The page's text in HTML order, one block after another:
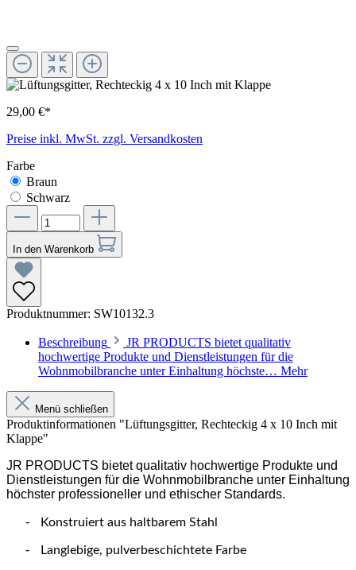
29,00 €*
Preise inkl. MwSt. zzgl. Versandkosten
Farbe
Braun
Schwarz
In den Warenkorb
Produktnummer: SW10132.3
Beschreibung
JR PRODUCTS bietet qualitativ
hochwertige Produkte und Dienstleistungen für die
Wohnmobilbranche unter Einhaltung höchste… Mehr
Menü schließen
Produktinformationen "Lüftungsgitter, Rechteckig 4 x 10 Inch mit
Klappe"
JR PRODUCTS bietet qualitativ hochwertige Produkte und
Dienstleistungen für die Wohnmobilbranche unter Einhaltung
höchster professioneller und ethischer Standards.
- Konstruiert aus haltbarem Stahl
- Langlebige, pulverbeschichtete Farbe